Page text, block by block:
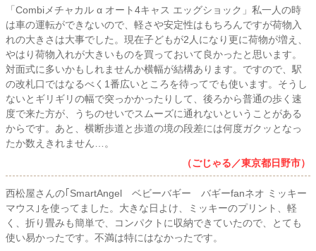
「Combiメチャカル α オート4キャス エッグショック」私一人の時
は車の運転ができないので、軽さや安定性はもちろんですが荷物入
れの大きさは大事でした。現在子どもが2人になり更に荷物が増え、
やはり荷物入れが大きいものを買っておいて良かったと思います。
対面式に多いかもしれませんか横幅が結構あります。ですので、駅
の改札口ではなるべく1番広いところを待ってでも使います。そうし
ないとギリギリの幅で突っかかったりして、後ろから普通の歩く速
度で来た方が、うちのせいでスムーズに通れないということがある
からです。あと、横断歩道と歩道の境の段差には何度ガクッとなっ
たか数えきれません…。
（ごじゃる／東京都日野市）
西松屋さんの｢SmartAngel ベビーバギー バギーfanネオ ミッキー
マウス｣を使ってました。大きな日よけ、ミッキーのプリント、軽
く、折り畳みも簡単で、コンパクトに収納できていたので、とても
使い易かったです。不満は特にはなかったです。